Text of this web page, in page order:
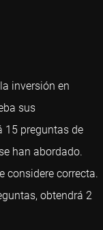
inversión en
sus
15 preguntas de
han abordado.
considere correcta.
obtendrá 2